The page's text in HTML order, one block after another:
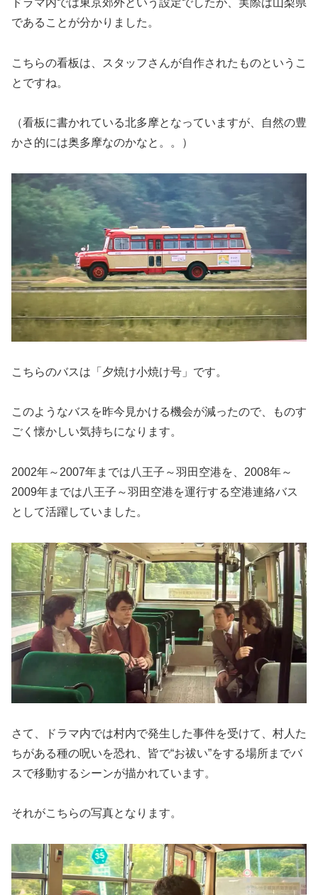
であることが分かりました。
こちらの看板は、スタッフさんが自作されたものというこ
とですね。
（看板に書かれている北多摩となっていますが、自然の豊
かさ的には奥多摩なのかなと。。）
こちらのバスは「夕焼け小焼け号」です。
このようなバスを昨今見かける機会が減ったので、ものす
ごく懐かしい気持ちになります。
2002年～2007年までは八王子～羽田空港を、2008年～
2009年までは八王子～羽田空港を運行する空港連絡バス
として活躍していました。
さて、ドラマ内では村内で発生した事件を受けて、村人た
ちがある種の呪いを恐れ、皆で“お祓い”をする場所までバ
スで移動するシーンが描かれています。
それがこちらの写真となります。